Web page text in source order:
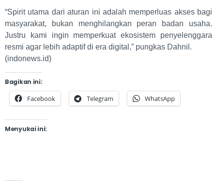
“Spirit utama dari aturan ini adalah memperluas akses bagi
masyarakat, bukan menghilangkan peran badan usaha.
Justru kami ingin memperkuat ekosistem penyelenggara
resmi agar lebih adaptif di era digital,” pungkas Dahnil.
(indonews.id)
Bagikan ini:
Facebook Telegram WhatsApp
Menyukai ini: